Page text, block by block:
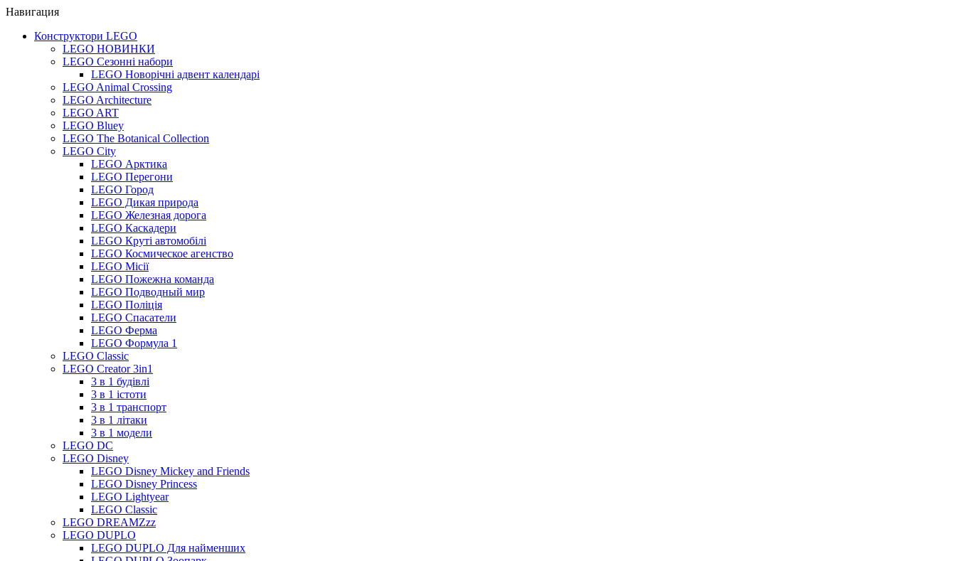
Навигация
Конструктори LEGO
LEGO НОВИНКИ
LEGO Сезонні набори
LEGO Новорічні адвент календарі
LEGO Animal Crossing
LEGO Architecture
LEGO ART
LEGO Bluey
LEGO The Botanical Collection
LEGO City
LEGO Арктика
LEGO Перегони
LEGO Город
LEGO Дикая природа
LEGO Железная дорога
LEGO Каскадери
LEGO Круті автомобілі
LEGO Космическое агенство
LEGO Місії
LEGO Пожежна команда
LEGO Подводный мир
LEGO Поліція
LEGO Спасатели
LEGO Ферма
LEGO Формула 1
LEGO Classic
LEGO Creator 3in1
3 в 1 будівлі
3 в 1 істоти
3 в 1 транспорт
3 в 1 літаки
3 в 1 модели
LEGO DC
LEGO Disney
LEGO Disney Mickey and Friends
LEGO Disney Princess
LEGO Lightyear
LEGO Classic
LEGO DREAMZzz
LEGO DUPLO
LEGO DUPLO Для найменших